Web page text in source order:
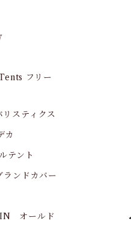
フリー
スティクス
カ
ント
ンドカバー
オールド